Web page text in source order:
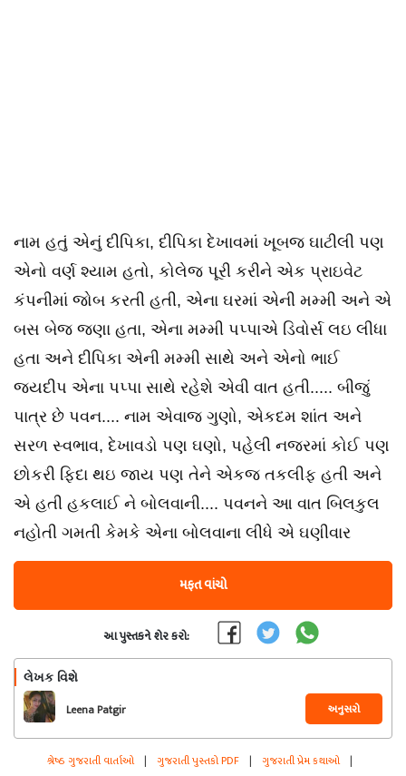
નામ હતું એનું દીપિકા, દીપિકા દેખાવમાં ખૂબજ ઘાટીલી પણ
એનો વર્ણ શ્યામ હતો, કોલેજ પૂરી કરીને એક પ્રાઇવેટ
કંપનીમાં જોબ કરતી હતી, એના ઘરમાં એની મમ્મી અને એ
બસ બેજ જણા હતા, એના મમ્મી પપ્પાએ ડિવોર્સ લઇ લીધા
હતા અને દીપિકા એની મમ્મી સાથે અને એનો ભાઈ
જયદીપ એના પપ્પા સાથે રહેશે એવી વાત હતી..... બીજું
પાત્ર છે પવન.... નામ એવાજ ગુણો, એકદમ શાંત અને
સરળ સ્વભાવ, દેખાવડો પણ ઘણો, પહેલી નજરમાં કોઈ પણ
છોકરી ફિદા થઇ જાય પણ તેને એકજ તકલીફ હતી અને
એ હતી હકલાઈ ને બોલવાની.... પવનને આ વાત બિલકુલ
નહોતી ગમતી કેમકે એના બોલવાના લીધે એ ઘણીવાર
મફત વાંચો
આ પુસ્તકને શેર કરો:
લેખક વિશે
Leena Patgir અનુસરો
શ્રેષ્ઠ ગુજરાતી વાર્તાઓ | ગુજરાતી પુસ્તકો PDF | ગુજરાતી પ્રેમ કથાઓ |